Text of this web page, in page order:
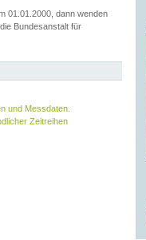
01.01.2000, dann wenden
Bundesanstalt für
und Messdaten.
Zeitreihen